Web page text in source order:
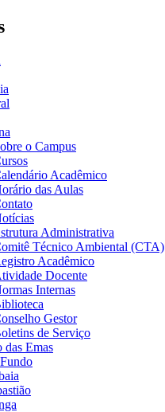
o Campus
Acadêmico
das Aulas
Administrativa
Técnico Ambiental (CTA)
Acadêmico
Docente
Internas
Gestor
de Serviço
das Emas